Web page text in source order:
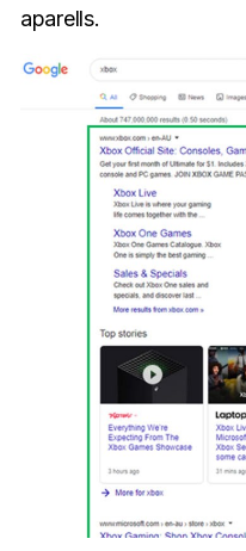
aparells.